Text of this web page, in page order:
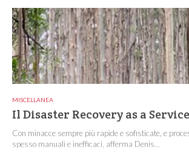
MISCELLANEA
Il Disaster Recovery as a
Con minacce sempre più rapide e sofisticate, e
spesso manuali e inefficaci, afferma Denis...